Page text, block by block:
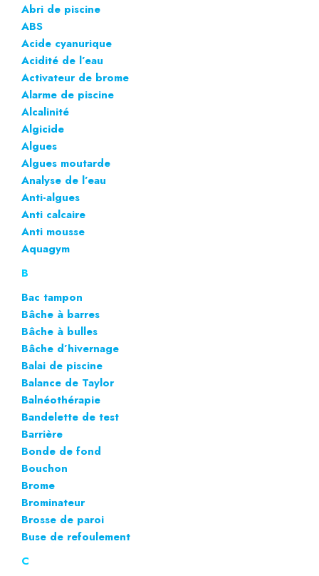
Abri de piscine
ABS
Acide cyanurique
Acidité de l’eau
Activateur de brome
Alarme de piscine
Alcalinité
Algicide
Algues
Algues moutarde
Analyse de l’eau
Anti-algues
Anti calcaire
Anti mousse
Aquagym
B
Bac tampon
Bâche à barres
Bâche à bulles
Bâche d’hivernage
Balai de piscine
Balance de Taylor
Balnéothérapie
Bandelette de test
Barrière
Bonde de fond
Bouchon
Brome
Brominateur
Brosse de paroi
Buse de refoulement
C